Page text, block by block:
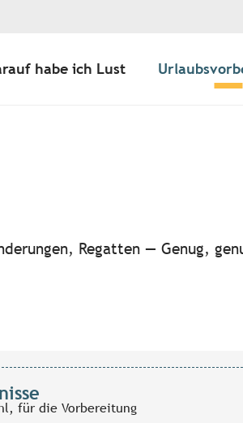
habe ich Lust
aux
Regatten — Genug,
für die Vorbereitung